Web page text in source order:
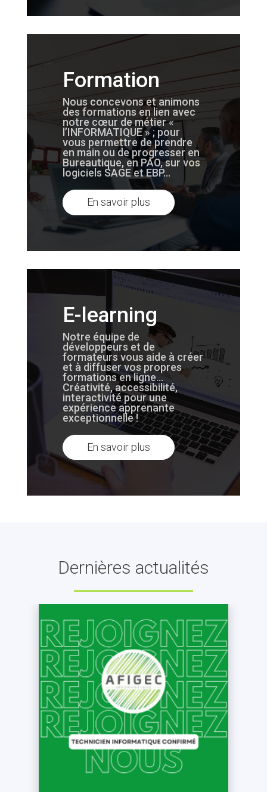
Formation
Nous concevons et animons
des formations en lien avec
notre cœur de métier «
l’INFORMATIQUE » ; pour
vous permettre de prendre
en main ou de progresser en
Bureautique, en PAO, sur vos
logiciels SAGE et EBP…
En savoir plus
E-learning
Notre équipe de
développeurs et de
formateurs vous aide à créer
et à diffuser vos propres
formations en ligne…
Créativité, accessibilité,
interactivité pour une
expérience apprenante
exceptionnelle !
En savoir plus
Dernières actualités